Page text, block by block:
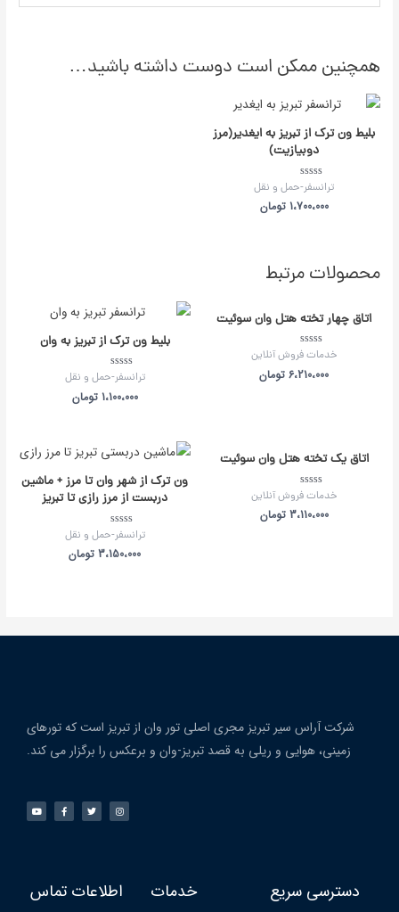
همچنین ممکن است دوست داشته باشید…
بلیط ون ترک از تبریز به ایغدیر(مرز
دوبیازیت)
امتیاز
از
ترانسفر-حمل و نقل
1،700،000 تومان
محصولات مرتبط
اتاق چهار تخته هتل وان سوئیت
امتیاز
از
خدمات فروش آنلاین
6،210،000 تومان
بلیط ون ترک از تبریز به وان
امتیاز
از
ترانسفر-حمل و نقل
1،100،000 تومان
اتاق یک تخته هتل وان سوئیت
امتیاز
از
خدمات فروش آنلاین
3،110،000 تومان
ون ترک از شهر وان تا مرز + ماشین
دربست از مرز رازی تا تبریز
امتیاز
از
ترانسفر-حمل و نقل
3،150،000 تومان
شرکت آراس سیر تبریز مجری اصلی تور وان از تبریز است که تورهای
زمینی، هوایی و ریلی به قصد تبریز-وان و برعکس را برگزار می کند.
دسترسی سریع خدمات اطلاعات تماس